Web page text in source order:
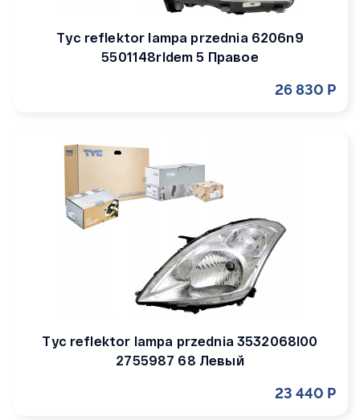
Tyc reflektor lampa przednia 6206n9
5501148rldem 5 Правое
26 830 Р
Tyc reflektor lampa przednia 3532068l00
2755987 68 Левый
23 440 Р